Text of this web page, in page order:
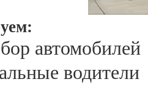
автомобилей
водители